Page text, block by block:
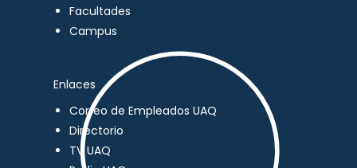
Facultades
Campus
Enlaces
Correo de Empleados UAQ
Directorio
TV UAQ